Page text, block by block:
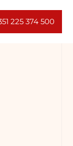
225 374 500